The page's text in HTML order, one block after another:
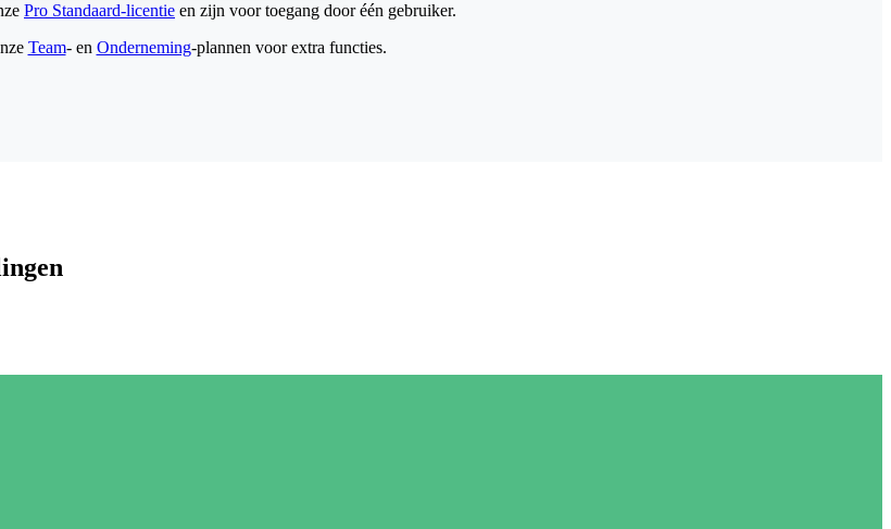
Pro Standaard-licentie en zijn voor toegang door één gebruiker.
Team- en Onderneming-plannen voor extra functies.